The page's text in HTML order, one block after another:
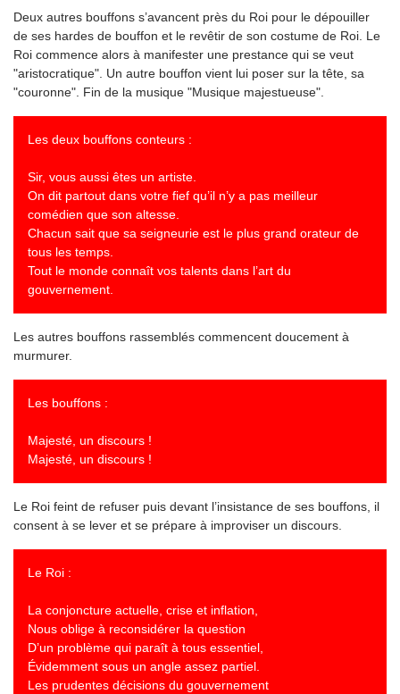
Deux autres bouffons s’avancent près du Roi pour le dépouiller
de ses hardes de bouffon et le revêtir de son costume de Roi. Le
Roi commence alors à manifester une prestance qui se veut
"aristocratique". Un autre bouffon vient lui poser sur la tête, sa
"couronne". Fin de la musique "Musique majestueuse".
Les deux bouffons conteurs :
Sir, vous aussi êtes un artiste.
On dit partout dans votre fief qu’il n’y a pas meilleur
comédien que son altesse.
Chacun sait que sa seigneurie est le plus grand orateur de
tous les temps.
Tout le monde connaît vos talents dans l’art du
gouvernement.
Les autres bouffons rassemblés commencent doucement à
murmurer.
Les bouffons :
Majesté, un discours !
Majesté, un discours !
Le Roi feint de refuser puis devant l’insistance de ses bouffons, il
consent à se lever et se prépare à improviser un discours.
Le Roi :
La conjoncture actuelle, crise et inflation,
Nous oblige à reconsidérer la question
D’un problème qui paraît à tous essentiel,
Évidemment sous un angle assez partiel.
Les prudentes décisions du gouvernement